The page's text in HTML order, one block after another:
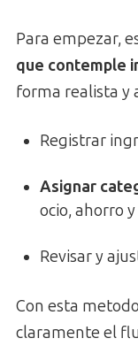
Para empezar,
que contemple
forma realista y
Registrar
Asignar
ocio, ahorro
Revisar y
Con esta
claramente el